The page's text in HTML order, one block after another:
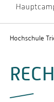
Hochschule